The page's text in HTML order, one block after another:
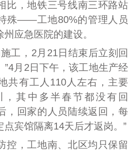
，地铁三号线南三环路站
殊——工地80%的管理人员
应急医院的建设。
，2月21日结束后立刻回
”4月2日下午，该工地生产经
共有工人110人左右，主要
，其中多半春节都没有回
，回家的人员陆续返回，每
点宾馆隔离14天后才返岗。”
，工地南、北区均只保留